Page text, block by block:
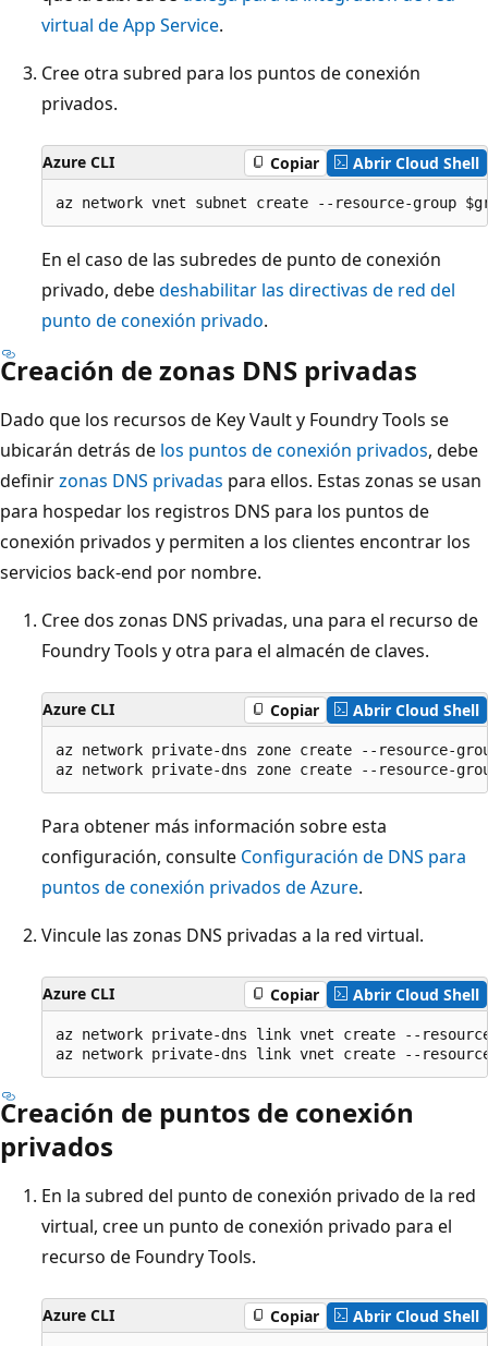
virtual de App Service.
Cree otra subred para los puntos de conexión
privados.
Azure CLI Copiar Abrir Cloud Shell
En el caso de las subredes de punto de conexión
privado, debedeshabilitar las directivas de red del
punto de conexión privado.
Creación de zonas DNS privadas
Dado que los recursos de Key Vault y Foundry Tools se
ubicarán detrás de los puntos de conexión privados, debe
definirzonas DNS privadas para ellos. Estas zonas se usan
para hospedar los registros DNS para los puntos de
conexión privados y permiten a los clientes encontrar los
servicios back-end por nombre.
Cree dos zonas DNS privadas, una para el recurso de
Foundry Tools y otra para el almacén de claves.
Azure CLI Copiar Abrir Cloud Shell
az network private-dns zone create --resource-
Para obtener más información sobre esta
configuración, consulte Configuración de DNS para
puntos de conexión privados de Azure.
Vincule las zonas DNS privadas a la red virtual.
Azure CLI Copiar Abrir Cloud Shell
az network private-dns link vnet create --
Creación de puntos de conexión
privados
En la subred del punto de conexión privado de la red
virtual, cree un punto de conexión privado para el
recurso de Foundry Tools.
Azure CLI Copiar Abrir Cloud Shell